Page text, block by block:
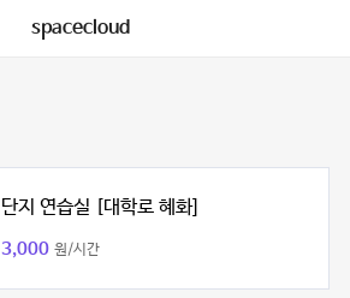
spacecloud
단지 연습실 [대학로 혜화]
3,000 원/시간